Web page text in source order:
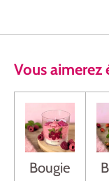
Vousaimerez
Bougie